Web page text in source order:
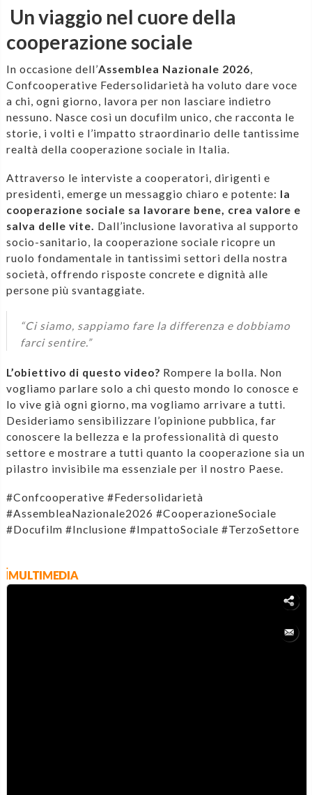
Un viaggio nel cuore della
cooperazione sociale
In occasione dell’Assemblea Nazionale 2026,
Confcooperative Federsolidarietà ha voluto dare voce
a chi, ogni giorno, lavora per non lasciare indietro
nessuno. Nasce così un docufilm unico, che racconta le
storie, i volti e l’impatto straordinario delle tantissime
realtà della cooperazione sociale in Italia.
Attraverso le interviste a cooperatori, dirigenti e
presidenti, emerge un messaggio chiaro e potente: la
cooperazione sociale sa lavorare bene, crea valore e
salva delle vite. Dall’inclusione lavorativa al supporto
socio-sanitario, la cooperazione sociale ricopre un
ruolo fondamentale in tantissimi settori della nostra
società, offrendo risposte concrete e dignità alle
persone più svantaggiate.
“Ci siamo, sappiamo fare la differenza e dobbiamo
farci sentire.”
L’obiettivo di questo video? Rompere la bolla. Non
vogliamo parlare solo a chi questo mondo lo conosce e
lo vive già ogni giorno, ma vogliamo arrivare a tutti.
Desideriamo sensibilizzare l’opinione pubblica, far
conoscere la bellezza e la professionalità di questo
settore e mostrare a tutti quanto la cooperazione sia un
pilastro invisibile ma essenziale per il nostro Paese.
#Confcooperative #Federsolidarietà
#AssembleaNazionale2026 #CooperazioneSociale
#Docufilm #Inclusione #ImpattoSociale #TerzoSettore
iMULTIMEDIA